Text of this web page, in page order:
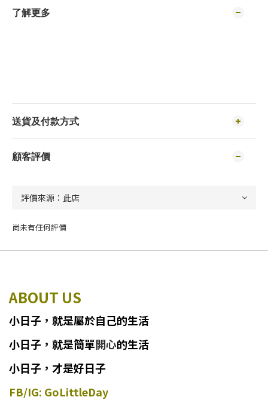
了解更多
送貨及付款方式
顧客評價
尚未有任何評價
ABOUT US
小日子 ， 就是屬於自己的生活
小日子 ， 就是簡單開心的生活
小日子，才是好日子
FB/IG: GoLittleDay